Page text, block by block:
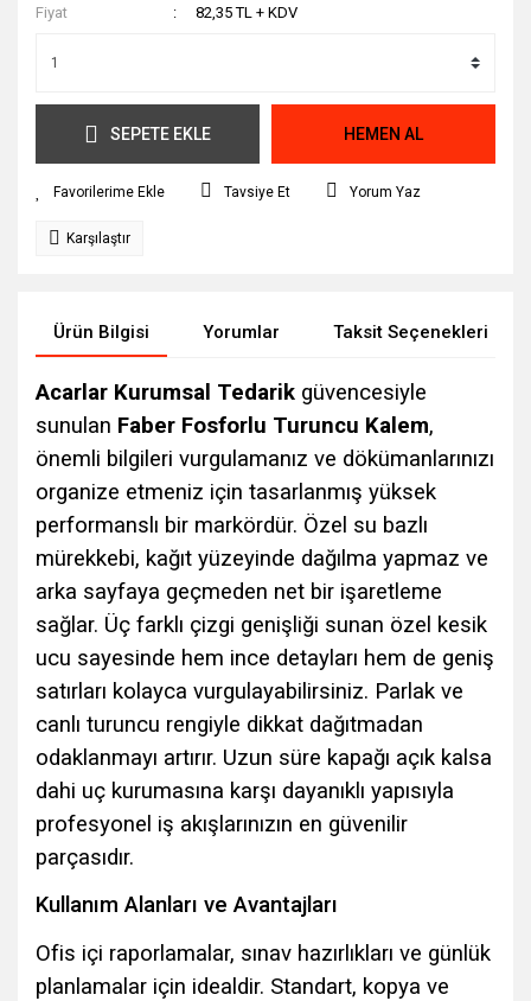
Fiyat
82,35 TL + KDV
SEPETE EKLE HEMEN AL
Tavsiye Et Yorum Yaz
Karşılaştır
Ürün Bilgisi Yorumlar Taksit Seçenekleri
Acarlar Kurumsal Tedarik güvencesiyle
sunulan Faber Fosforlu Turuncu Kalem,
önemli bilgileri vurgulamanız ve dökümanlarınızı
organize etmeniz için tasarlanmış yüksek
performanslı bir markördür. Özel su bazlı
mürekkebi, kağıt yüzeyinde dağılma yapmaz ve
arka sayfaya geçmeden net bir işaretleme
sağlar. Üç farklı çizgi genişliği sunan özel kesik
ucu sayesinde hem ince detayları hem de geniş
satırları kolayca vurgulayabilirsiniz. Parlak ve
canlı turuncu rengiyle dikkat dağıtmadan
odaklanmayı artırır. Uzun süre kapağı açık kalsa
dahi uç kurumasına karşı dayanıklı yapısıyla
profesyonel iş akışlarınızın en güvenilir
parçasıdır.
Kullanım Alanları ve Avantajları
Ofis içi raporlamalar, sınav hazırlıkları ve günlük
planlamalar için idealdir. Standart, kopya ve